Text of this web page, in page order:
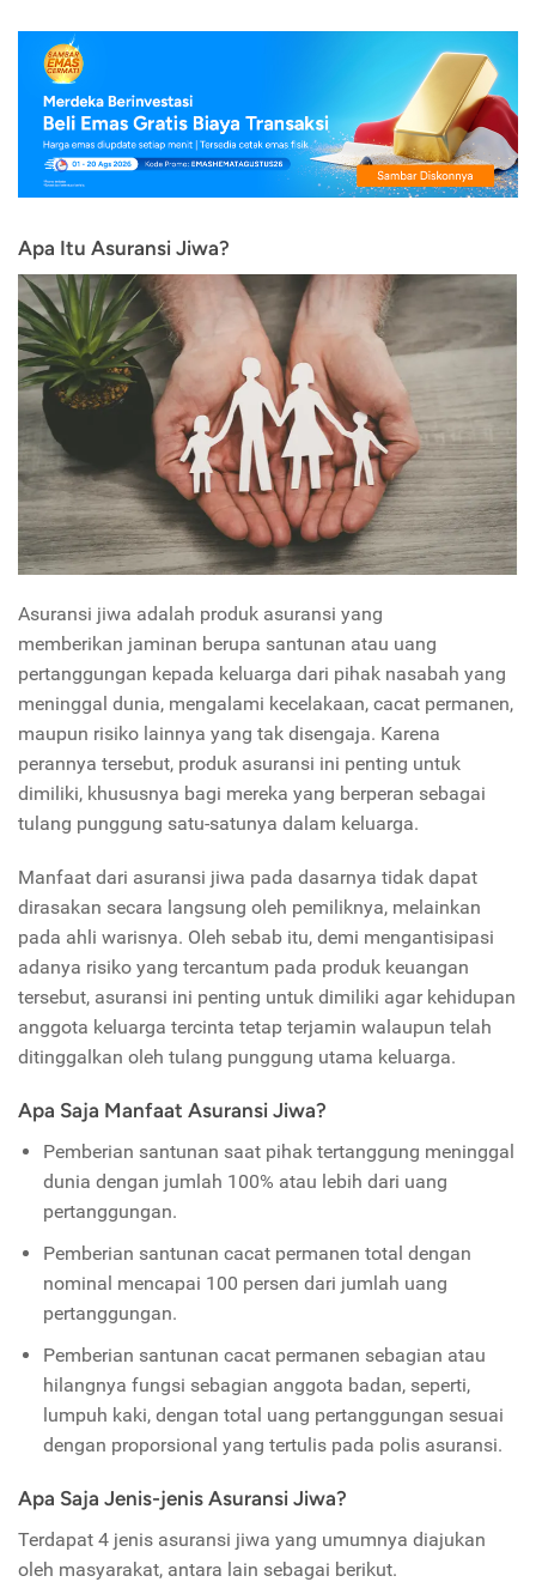
Apa Itu Asuransi Jiwa?
Asuransi jiwa adalah produk asuransi yang
memberikan jaminan berupa santunan atau uang
pertanggungan kepada keluarga dari pihak nasabah yang
meninggal dunia, mengalami kecelakaan, cacat permanen,
maupun risiko lainnya yang tak disengaja. Karena
perannya tersebut, produk asuransi ini penting untuk
dimiliki, khususnya bagi mereka yang berperan sebagai
tulang punggung satu-satunya dalam keluarga.
Manfaat dari asuransi jiwa pada dasarnya tidak dapat
dirasakan secara langsung oleh pemiliknya, melainkan
pada ahli warisnya. Oleh sebab itu, demi mengantisipasi
adanya risiko yang tercantum pada produk keuangan
tersebut, asuransi ini penting untuk dimiliki agar kehidupan
anggota keluarga tercinta tetap terjamin walaupun telah
ditinggalkan oleh tulang punggung utama keluarga.
Apa Saja Manfaat Asuransi Jiwa?
Pemberian santunan saat pihak tertanggung meninggal
dunia dengan jumlah 100% atau lebih dari uang
pertanggungan.
Pemberian santunan cacat permanen total dengan
nominal mencapai 100 persen dari jumlah uang
pertanggungan.
Pemberian santunan cacat permanen sebagian atau
hilangnya fungsi sebagian anggota badan, seperti,
lumpuh kaki, dengan total uang pertanggungan sesuai
dengan proporsional yang tertulis pada polis asuransi.
Apa Saja Jenis-jenis Asuransi Jiwa?
Terdapat 4 jenis asuransi jiwa yang umumnya diajukan
oleh masyarakat, antara lain sebagai berikut.